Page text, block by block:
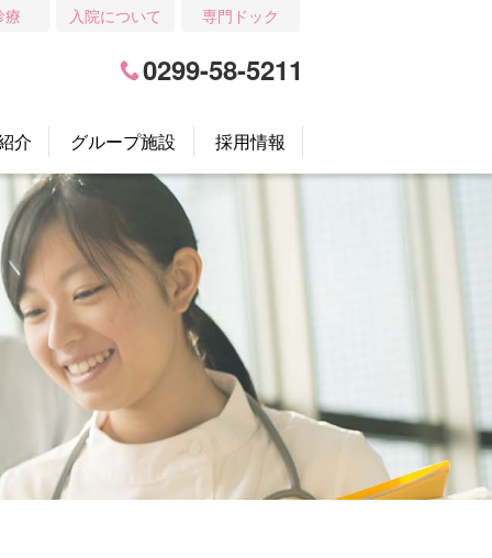
療 入院について 専門ドック
0299-58-5211
介 グループ施設 採用情報